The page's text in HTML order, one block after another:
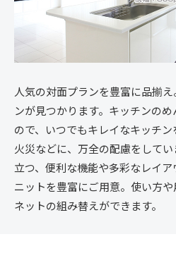
人気の対面プランを豊富に品揃
ンが見つかります。キッチンの
ので、いつでもキレイなキッチ
火災などに、万全の配慮をして
立つ、便利な機能や多彩なレイ
ニットを豊富にご用意。使い方
ネットの組み替えができます。